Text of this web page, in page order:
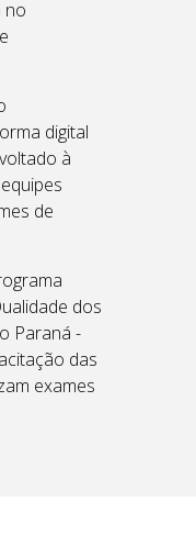
no
digital
à
de
dos
Paraná -
das
exames